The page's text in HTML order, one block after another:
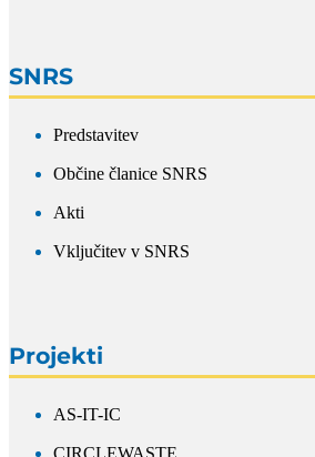
SNRS
Predstavitev
Občine članice SNRS
Akti
Vključitev v SNRS
Projekti
AS-IT-IC